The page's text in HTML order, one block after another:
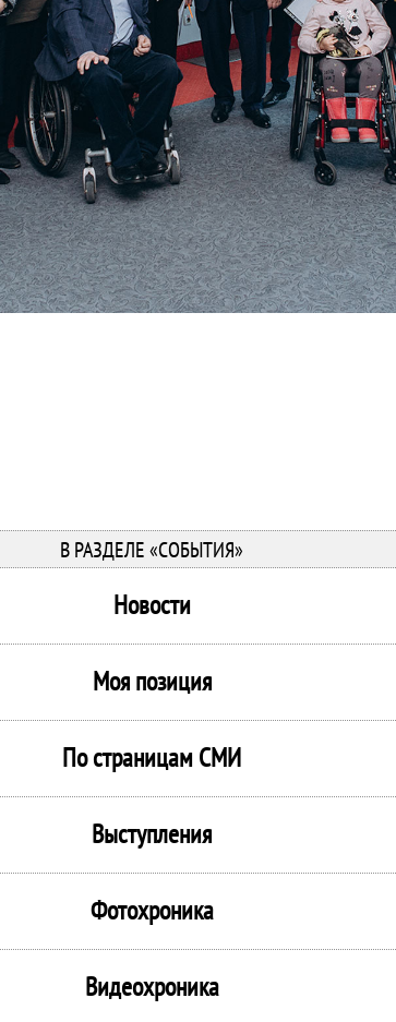
В РАЗДЕЛЕ «СОБЫТИЯ»
Новости
Моя позиция
По страницам СМИ
Выступления
Фотохроника
Видеохроника